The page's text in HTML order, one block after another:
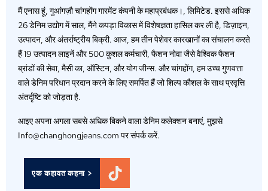
मैं एनास हूं, गुआंगज़ौ चांगहोंग गारमेंट कंपनी के महाप्रबंधक।, लिमिटेड. इससे अधिक
26 डेनिम उद्योग में साल, मैंने कपड़ा विकास में विशेषज्ञता हासिल कर ली है, डिज़ाइन,
उत्पादन, और अंतर्राष्ट्रीय बिक्री. आज, हम तीन पेशेवर कारखानों का संचालन करते
हैं 19 उत्पादन लाइनें और 500 कुशल कर्मचारी, फैशन नोवा जैसे वैश्विक फैशन
ब्रांडों की सेवा, मैसी का, ऑस्टिन, और योग जीन्स. और चांगहोंग, हम उच्च गुणवत्ता
वाले डेनिम परिधान प्रदान करने के लिए समर्पित हैं जो शिल्प कौशल के साथ प्रवृत्ति
अंतर्दृष्टि को जोड़ता है.
आइए अपना अगला सबसे अधिक बिकने वाला डेनिम कलेक्शन बनाएं, मुझसे
Info@changhongjeans.com पर संपर्क करें.
एक कहावत कहना >